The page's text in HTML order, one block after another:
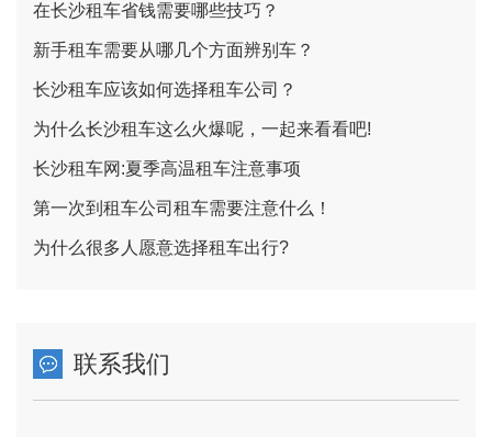
在长沙租车省钱需要哪些技巧？
新手租车需要从哪几个方面辨别车？
长沙租车应该如何选择租车公司？
为什么长沙租车这么火爆呢，一起来看看吧!
长沙租车网:夏季高温租车注意事项
第一次到租车公司租车需要注意什么！
为什么很多人愿意选择租车出行?
联系我们